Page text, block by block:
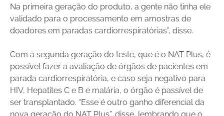
Na primeira geração do produto, a gente não tinha ele
validado para o processamento em amostras de
doadores em paradas cardiorrespiratórias”, disse.
Com a segunda geração do teste, que é o NAT Plus, é
possível fazer a avaliação de órgãos de pacientes em
parada cardiorrespiratória, e caso seja negativo para
HIV, Hepatites C e B e malária, o órgão é passível de
ser transplantado. “Esse é outro ganho diferencial da
nova geração do NAT Plus”, disse, lembrando que o